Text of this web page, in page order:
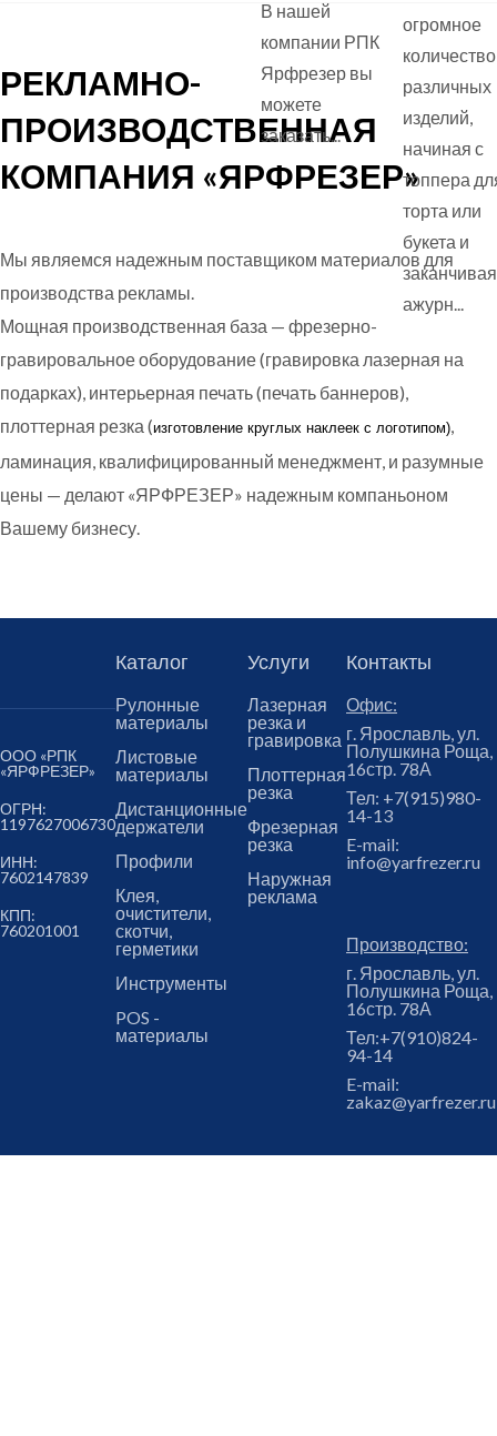
В нашей
компании РПК
Ярфрезер вы
можете
заказать...
огромное
количество
различных
изделий,
начиная с
топпера
торта или
букета и
заканчивая
ажурн...
РЕКЛАМНО-
ПРОИЗВОДСТВЕННАЯ
КОМПАНИЯ «ЯРФРЕЗЕР»
Мы являемся надежным поставщиком материалов для
производства рекламы.
Мощная производственная база — фрезерно-
гравировальное оборудование (гравировка лазерная на
подарках), интерьерная печать (печать баннеров),
плоттерная резка (изготовление круглых наклеек с логотипом),
ламинация, квалифицированный менеджмент, и разумные
цены — делают «ЯРФРЕЗЕР» надежным компаньоном
Вашему бизнесу.
ООО «РПК
«ЯРФРЕЗЕР»
ОГРН:
1197627006730
ИНН:
7602147839
КПП:
760201001
Каталог
Рулонные
материалы
Листовые
материалы
Дистанционные
держатели
Профили
Клея,
очистители,
скотчи,
герметики
Инструменты
POS -
материалы
Услуги
Лазерная
резка и
гравировка
Плоттерная
резка
Фрезерная
резка
Наружная
реклама
Контакты
Офис:
г. Ярославль, ул.
Полушкина Роща,
16стр. 78А
Тел: +7(915)980-
14-13
E-mail:
info@yarfrezer.ru
Производство:
г. Ярославль, ул.
Полушкина Роща,
16стр. 78А
Тел:+7(910)824-
94-14
E-mail:
zakaz@yarfrezer.ru